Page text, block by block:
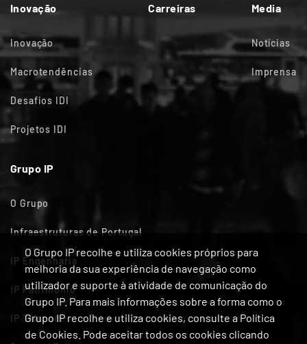
O Grupo IP recolhe e utiliza cookies próprios para
melhoria da sua experiência de navegação como
utilizador e suporte à atividade de comunicação do
Grupo IP. Para mais informações sobre a forma como o
Grupo IP recolhe e utiliza cookies, consulte a Política
de Cookies. Pode aceitar todos os cookies clicando
Inovação
Inovação
Macrotendências
Desafios IDI
Projetos IDI
Carreiras Media
Notícias
Imprensa
Grupo IP
O Grupo
Infraestruturas de Portugal
IP Engenharia
IP Património
IP Telecom